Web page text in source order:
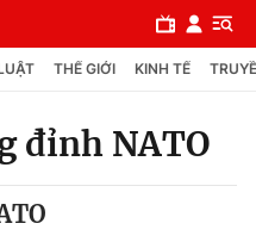
THẾ GIỚI KINH TẾ
đỉnh NATO